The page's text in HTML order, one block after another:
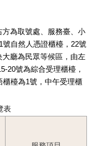
為取號處、服務臺、小
自然人憑證櫃檯，22號
廳為民眾等候區，由左
20號為綜合受理櫃檯，
櫃檯為1號，中午受理櫃
表